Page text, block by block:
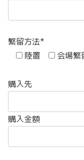
繁留方法*
陸置
会場繁
購入先
購入金額